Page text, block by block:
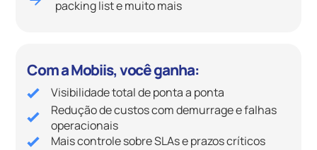
packing list e muito mais
Com a Mobiis, você ganha:
Visibilidade total de ponta a ponta
Redução de custos com demurrage e falhas
operacionais
Mais controle sobre SLAs e prazos críticos